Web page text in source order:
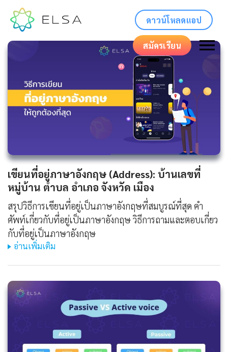
ดาวน์โหลดแอป
สมัครเรียน
เขียนที่อยู่ภาษาอังกฤษ (Address): บ้านเลขที่
หมู่บ้าน ตำบล อำเภอ จังหวัด เมือง
สรุปวิธีการเขียนที่อยู่เป็นภาษาอังกฤษที่สมบูรณ์ที่สุด คำ
ศัพท์เกี่ยวกับที่อยู่เป็นภาษาอังกฤษ วิธีการถามและตอบเกี่ยว
กับที่อยู่เป็นภาษาอังกฤษ
อ่านเพิ่มเติม